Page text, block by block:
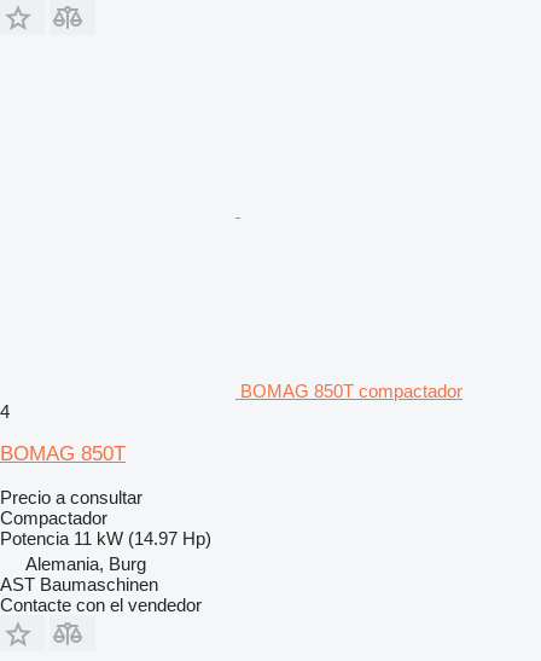
BOMAG 850T compactador
4
BOMAG 850T
Precio a consultar
Compactador
Potencia 11 kW (14.97 Hp)
Alemania, Burg
AST Baumaschinen
Contacte con el vendedor